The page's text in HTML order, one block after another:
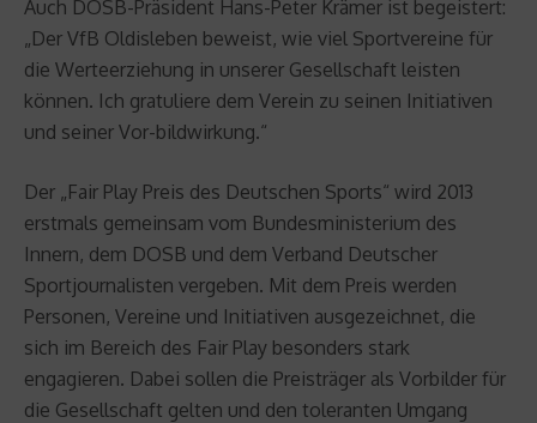
Auch DOSB-Präsident Hans-Peter Krämer ist begeistert:
„Der VfB Oldisleben beweist, wie viel Sportvereine für
die Werteerziehung in unserer Gesellschaft leisten
können. Ich gratuliere dem Verein zu seinen Initiativen
und seiner Vor-bildwirkung.“
Der „Fair Play Preis des Deutschen Sports“ wird 2013
erstmals gemeinsam vom Bundesministerium des
Innern, dem DOSB und dem Verband Deutscher
Sportjournalisten vergeben. Mit dem Preis werden
Personen, Vereine und Initiativen ausgezeichnet, die
sich im Bereich des Fair Play besonders stark
engagieren. Dabei sollen die Preisträger als Vorbilder für
die Gesellschaft gelten und den toleranten Umgang